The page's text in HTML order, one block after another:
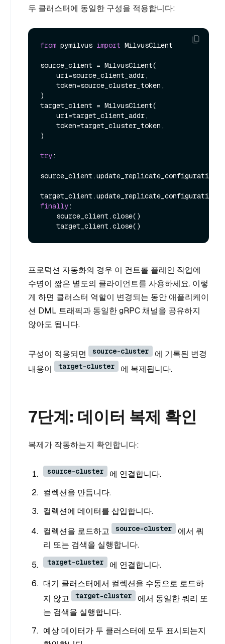
두 클러스터에 동일한 구성을 적용합니다:
from pymilvus import MilvusClient
source_client = MilvusClient(
)
target_client = MilvusClient(
)
try:
finally:
프로덕션 자동화의 경우 이 컨트롤 플레인 작업에
수명이 짧은 별도의 클라이언트를 사용하세요. 이렇
게 하면 클러스터 역할이 변경되는 동안 애플리케이
션 DML 트래픽과 동일한 gRPC 채널을 공유하지
않아도 됩니다.
구성이 적용되면 source-cluster
에 기록된 변경
내용이
target-cluster 에 복제됩니다.
7단계: 데이터 복제 확인
복제가 작동하는지 확인합니다:
source-cluster
에 연결합니다.
컬렉션을 만듭니다.
컬렉션에 데이터를 삽입합니다.
컬렉션을 로드하고
source-cluster
에서 쿼
리 또는 검색을 실행합니다.
target-cluster
에 연결합니다.
대기 클러스터에서 컬렉션을 수동으로 로드하
지 않고
target-cluster
에서 동일한 쿼리 또
는 검색을 실행합니다.
예상 데이터가 두 클러스터에 모두 표시되는지